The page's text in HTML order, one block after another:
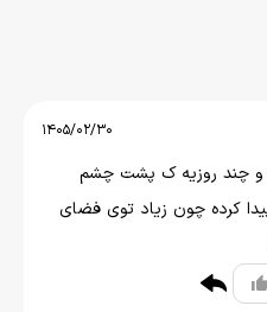
1405/02/30
بخیر من 15 سالمه و چند روزیه ک پشت چشم
کرده چون زیاد توی فضای